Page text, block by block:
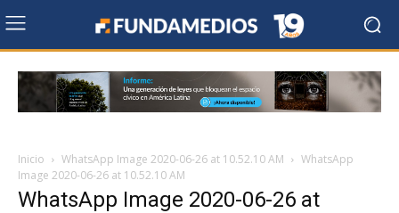
Inicio WhatsApp Image 2020-06-26 at 10.52.10 AM
WhatsApp
Image 2020-06-26 at 10.52.10 AM
WhatsApp Image 2020-06-26 at